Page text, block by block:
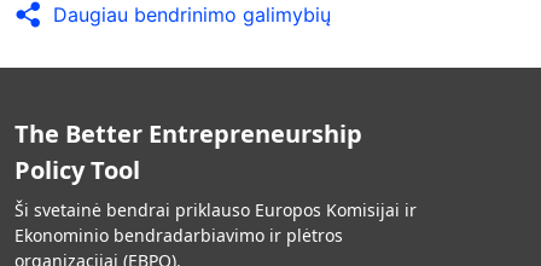
Daugiau bendrinimo galimybių
The Better Entrepreneurship
Policy Tool
Ši svetainė bendrai priklauso Europos Komisijai ir
Ekonominio bendradarbiavimo ir plėtros
organizacijai (EBPO).